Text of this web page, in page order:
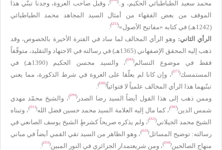
محمد سعيد الطباطبائي الحكيم، و..
(
)، وقبل صاحب العروة، وجدنا تبنّي هذا
الموقف من بعض الفقهاء من أمثال السيد المجاهد محمد الطباطبائي
(1242هـ) في كتابه «مفاتيح الأصول»
(
[25]
)
الرأي الثاني: وهو الرأي المخالف لما ساد في الفترة الأخيرة بالخصوص، وقد
ذهب إليه المحقق الإصفهاني (1365هـ) في رسالته في الاجتهاد والتقليد، متوقّفاً
فقط في موضوع التسالم(
[26]
)
، والسيد محسن الحكيم (1390هـ) في
المستمسك(
[27]
)، وإن كانا لم يعلّقا على العروة في شرط الذكورة، مما يعني
تبنّيهما هذا الرأي المخالف علمياً لا فتوائياً(
[28]
)
وممن ذهب إلى هذا القول أيضاً السيد رضا الصدر(
[29]
)، والشيخ محمّد مهدي
شمس الدين(
[30]
)، كما مال إليه العلامة السيد محمد حسين فضل الله(
[31]
)، وتبناه
الشيخ محمد الجيلاني(
[32]
)، ولم يذكره صريحاً كشرطٍ الشيخ يوسف الصانعي في
رسالته: توضيح المسائل(
[33]
)، وهو الظاهر من السيد تقي القمي أيضاً في مباني
منهاج الصالحين(
[34]
)، ومن شريعتمدار الجزائري في النور المبين(
[35]
)